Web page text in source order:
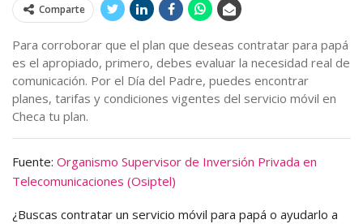
Comparte
Para corroborar que el plan que deseas contratar para papá
es el apropiado, primero, debes evaluar la necesidad real de
comunicación. Por el Día del Padre, puedes encontrar
planes, tarifas y condiciones vigentes del servicio móvil en
Checa tu plan.
Fuente: Organismo Supervisor de Inversión Privada en
Telecomunicaciones (Osiptel)
¿Buscas contratar un servicio móvil para papá o ayudarlo a